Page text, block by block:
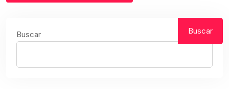
Buscar Buscar